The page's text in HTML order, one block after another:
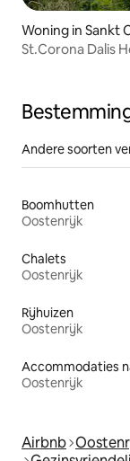
Woning in Sankt
St.Corona Dalis
Andere soorten
Boomhutten
Oostenrijk
Chalets
Oostenrijk
Rijhuizen
Oostenrijk
Oostenrijk
Airbnb